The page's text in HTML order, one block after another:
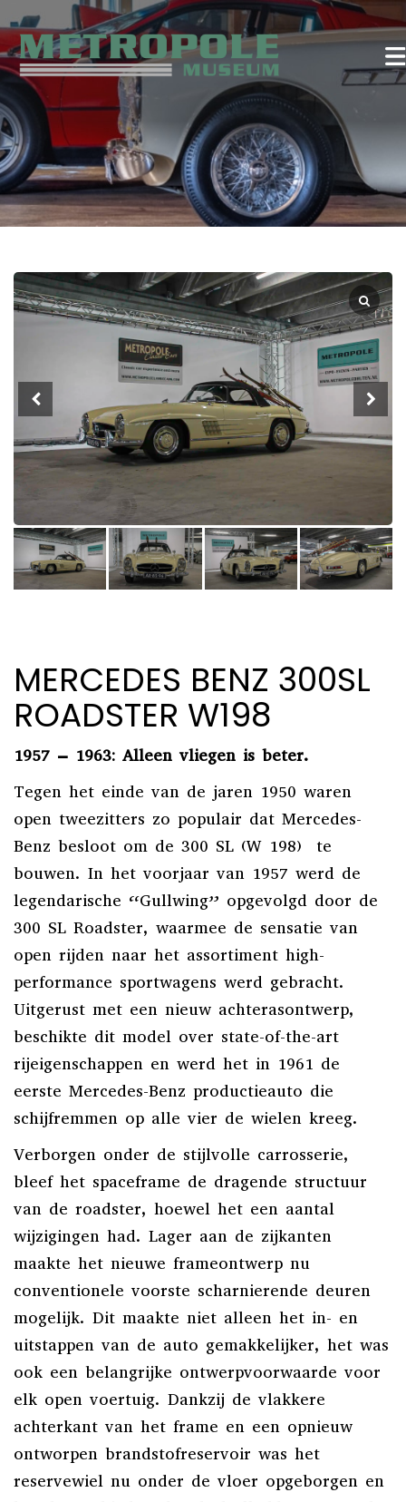
MERCEDES BENZ 300SL
ROADSTER W198
1957 – 1963: Alleen vliegen is beter.
Tegen het einde van de jaren 1950 waren
open tweezitters zo populair dat Mercedes-
Benz besloot om de 300 SL (W 198) te
bouwen. In het voorjaar van 1957 werd de
legendarische “Gullwing” opgevolgd door de
300 SL Roadster, waarmee de sensatie van
open rijden naar het assortiment high-
performance sportwagens werd gebracht.
Uitgerust met een nieuw achterasontwerp,
beschikte dit model over state-of-the-art
rijeigenschappen en werd het in 1961 de
eerste Mercedes-Benz productieauto die
schijfremmen op alle vier de wielen kreeg.
Verborgen onder de stijlvolle carrosserie,
bleef het spaceframe de dragende structuur
van de roadster, hoewel het een aantal
wijzigingen had. Lager aan de zijkanten
maakte het nieuwe frameontwerp nu
conventionele voorste scharnierende deuren
mogelijk. Dit maakte niet alleen het in- en
uitstappen van de auto gemakkelijker, het was
ook een belangrijke ontwerpvoorwaarde voor
elk open voertuig. Dankzij de vlakkere
achterkant van het frame en een opnieuw
ontworpen brandstofreservoir was het
reservewiel nu onder de vloer opgeborgen en